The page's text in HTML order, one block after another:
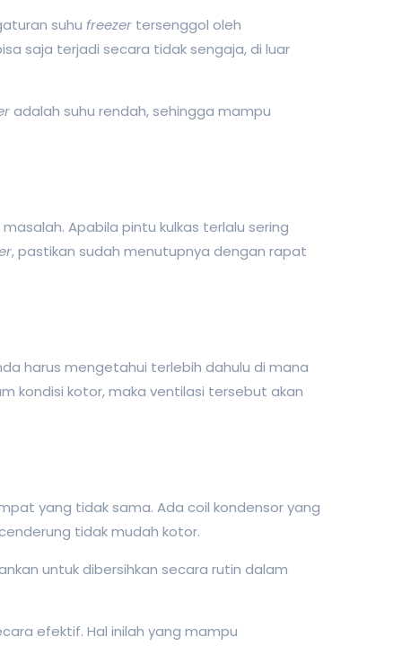
suhufreezer tersenggol oleh
saja terjadi secara tidak sengaja, di luar
adalah suhu rendah, sehingga mampu
Apabila pintu kulkas terlalu sering
, pastikan sudah menutupnya dengan rapat
harus mengetahui terlebih dahulu di mana
kondisi kotor, maka ventilasi tersebut akan
yang tidak sama. Ada coil kondensor yang
tidak mudah kotor.
untuk dibersihkan secara rutin dalam
efektif. Hal inilah yang mampu